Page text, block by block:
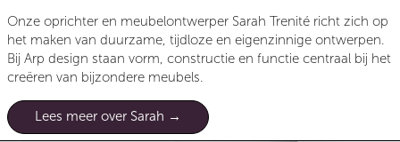
Onze oprichter en meubelontwerper Sarah Trenité richt zich op
het maken van duurzame, tijdloze en eigenzinnige ontwerpen.
Bij Arp design staan vorm, constructie en functie centraal bij het
creëren van bijzondere meubels.
Lees meer over Sarah